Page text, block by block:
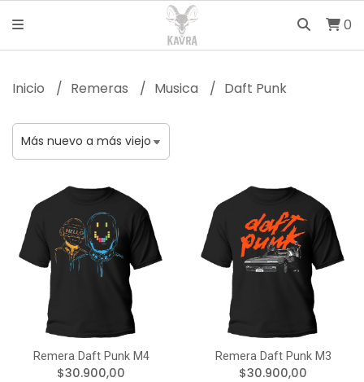
0
Inicio Remeras Musica Daft Punk
Remera Daft Punk M4
$30.900,00
Remera Daft Punk M3
$30.900,00